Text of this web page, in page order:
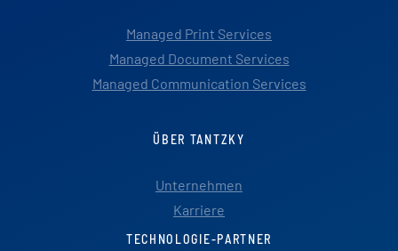
Managed Print Services
Managed Document Services
Managed Communication Services
ÜBER TANTZKY
Unternehmen
Karriere
TECHNOLOGIE-PARTNER